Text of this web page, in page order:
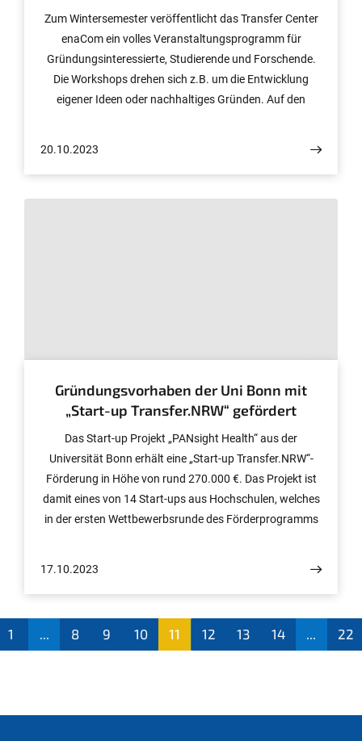
Zum Wintersemester veröffentlicht das Transfer Center
enaCom ein volles Veranstaltungsprogramm für
Gründungsinteressierte, Studierende und Forschende.
Die Workshops drehen sich z.B. um die Entwicklung
eigener Ideen oder nachhaltiges Gründen. Auf den
"Auf jetzt" teilnehmen. Am 6.12. lädt enaCom zur
20.10.2023
Gründungsvorhaben der Uni Bonn mit
„Start-up Transfer.NRW“ gefördert
Das Start-up Projekt „PANsight Health“ aus der
Universität Bonn erhält eine „Start-up Transfer.NRW“-
Förderung in Höhe von rund 270.000 €. Das Projekt ist
damit eines von 14 Start-ups aus Hochschulen, welches
in der ersten Wettbewerbsrunde des Förderprogramms
17.10.2023
1 ... 8 9 10
11
12 13 14 ... 22